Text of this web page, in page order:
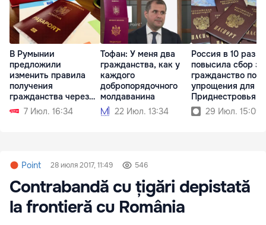
В Румынии
предложили
изменить правила
получения
гражданства через
брак7 Июл. 16:34
Тофан: У меня два
гражданства, как у
каждого
добропорядочного
молдаванина
22 Июл. 13:34
Россия в 10 раз
повысила сбор за
гражданство
упрощения для
Приднестровья
29 Июл. 15:09
Point 28 июля 2017, 11:49 546
Contrabandă cu țigări depistată
la frontieră cu România